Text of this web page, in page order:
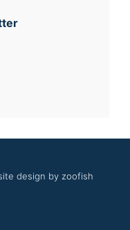
design by zoofish